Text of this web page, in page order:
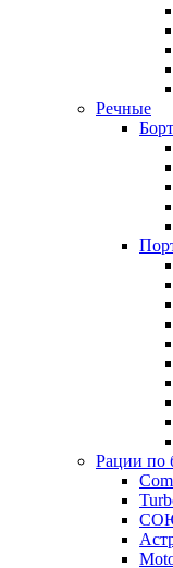
Речные
Рации по